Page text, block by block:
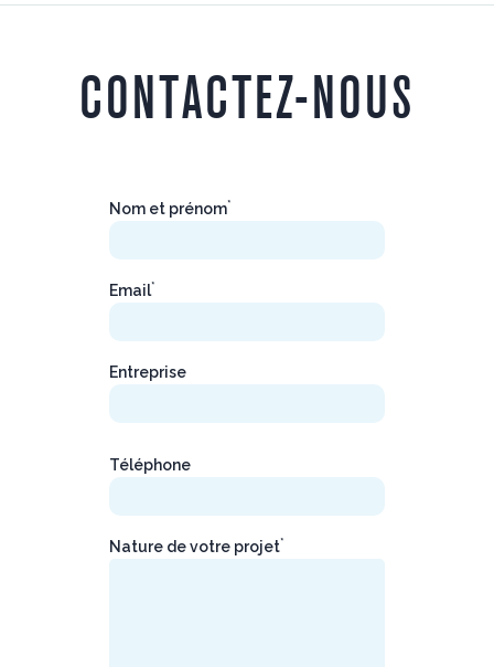
CONTACTEZ-NOUS
Nom et prénom*
Email*
Entreprise
Téléphone
Nature de votre projet*